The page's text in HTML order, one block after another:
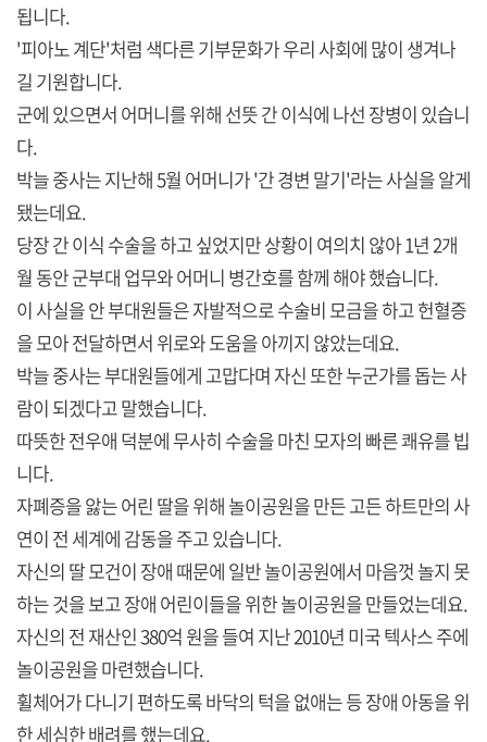
됩니다.
'피아노 계단'처럼 색다른 기부문화가 우리 사회에 많이 생겨나
길 기원합니다.
군에 있으면서 어머니를 위해 선뜻 간 이식에 나선 장병이 있습니
다.
박늘 중사는 지난해 5월 어머니가 '간 경변 말기'라는 사실을 알게
됐는데요.
당장 간 이식 수술을 하고 싶었지만 상황이 여의치 않아 1년 2개
월 동안 군부대 업무와 어머니 병간호를 함께 해야 했습니다.
이 사실을 안 부대원들은 자발적으로 수술비 모금을 하고 헌혈증
을 모아 전달하면서 위로와 도움을 아끼지 않았는데요.
박늘 중사는 부대원들에게 고맙다며 자신 또한 누군가를 돕는 사
람이 되겠다고 말했습니다.
따뜻한 전우애 덕분에 무사히 수술을 마친 모자의 빠른 쾌유를 빕
니다.
자폐증을 앓는 어린 딸을 위해 놀이공원을 만든 고든 하트만의 사
연이 전 세계에 감동을 주고 있습니다.
자신의 딸 모건이 장애 때문에 일반 놀이공원에서 마음껏 놀지 못
하는 것을 보고 장애 어린이들을 위한 놀이공원을 만들었는데요.
자신의 전 재산인 380억 원을 들여 지난 2010년 미국 텍사스 주에
놀이공원을 마련했습니다.
휠체어가 다니기 편하도록 바닥의 턱을 없애는 등 장애 아동을 위
한 세심한 배려를 했는데요.